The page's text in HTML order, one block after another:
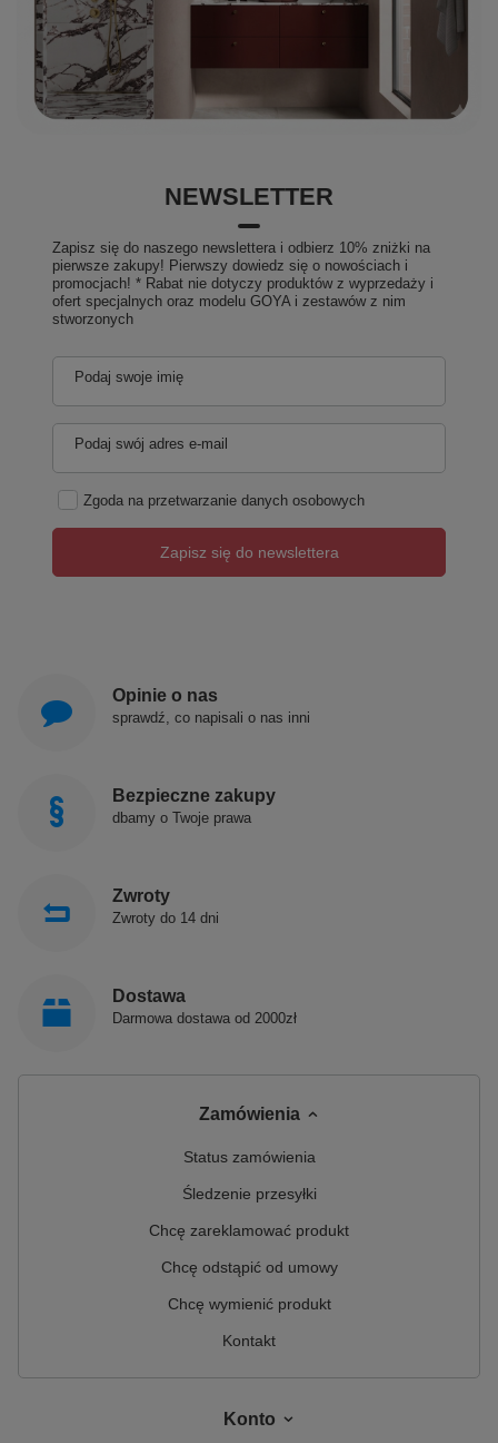
NEWSLETTER
Zapisz się do naszego newslettera i odbierz 10% zniżki na
pierwsze zakupy! Pierwszy dowiedz się o nowościach i
promocjach! * Rabat nie dotyczy produktów z wyprzedaży i
ofert specjalnych oraz modelu GOYA i zestawów z nim
stworzonych
Podaj swoje imię
Podaj swój adres e-mail
Zgoda na przetwarzanie danych osobowych
Zapisz się do newslettera
Opinie o nas
sprawdź, co napisali o nas inni
Bezpieczne zakupy
dbamy o Twoje prawa
Zwroty
Zwroty do 14 dni
Dostawa
Darmowa dostawa od 2000zł
Zamówienia
Status zamówienia
Śledzenie przesyłki
Chcę zareklamować produkt
Chcę odstąpić od umowy
Chcę wymienić produkt
Kontakt
Konto